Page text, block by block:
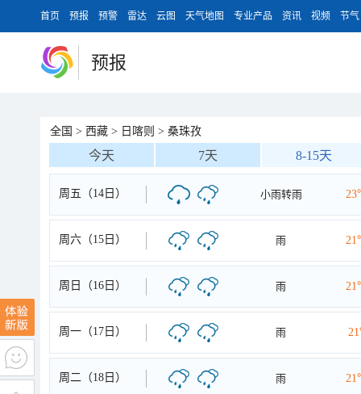
首页 预报 预警 雷达 云图 天气地图 专业产品 资讯 视频 节气
预报
全国 > 西藏 > 日喀则 > 桑珠孜
今天 7天 8-15天
周五（14日） 小雨转雨
周六（15日） 雨
周日（16日） 雨
周一（17日） 雨
周二（18日） 雨